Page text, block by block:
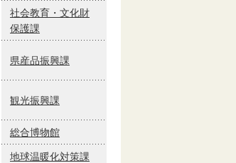
社会教育・文化財
保護課
県産品振興課
観光振興課
総合博物館
地球温暖化対策課